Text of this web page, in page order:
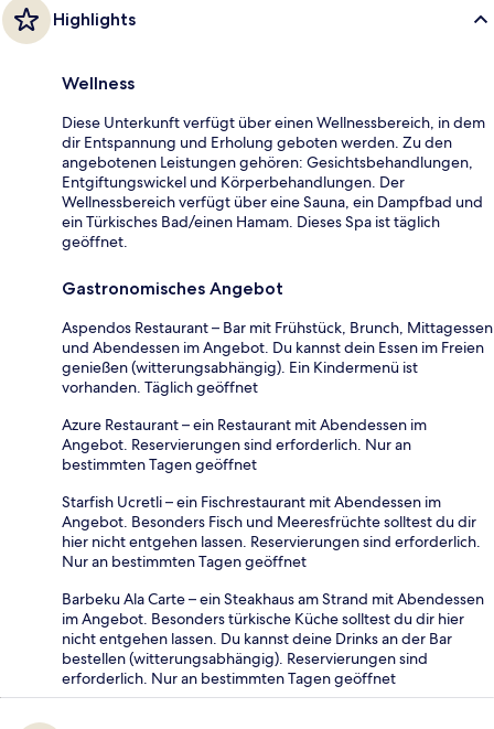
Highlights
Wellness
Diese Unterkunft verfügt über einen Wellnessbereich, in dem
dir Entspannung und Erholung geboten werden. Zu den
angebotenen Leistungen gehören: Gesichtsbehandlungen,
Entgiftungswickel und Körperbehandlungen. Der
Wellnessbereich verfügt über eine Sauna, ein Dampfbad und
ein Türkisches Bad/einen Hamam. Dieses Spa ist täglich
geöffnet.
Gastronomisches Angebot
Aspendos Restaurant – Bar mit Frühstück, Brunch, Mittagessen
und Abendessen im Angebot. Du kannst dein Essen im Freien
genießen (witterungsabhängig). Ein Kindermenü ist
vorhanden. Täglich geöffnet
Azure Restaurant – ein Restaurant mit Abendessen im
Angebot. Reservierungen sind erforderlich. Nur an
bestimmten Tagen geöffnet
Starfish Ucretli – ein Fischrestaurant mit Abendessen im
Angebot. Besonders Fisch und Meeresfrüchte solltest du dir
hier nicht entgehen lassen. Reservierungen sind erforderlich.
Nur an bestimmten Tagen geöffnet
Barbeku Ala Carte – ein Steakhaus am Strand mit Abendessen
im Angebot. Besonders türkische Küche solltest du dir hier
nicht entgehen lassen. Du kannst deine Drinks an der Bar
bestellen (witterungsabhängig). Reservierungen sind
erforderlich. Nur an bestimmten Tagen geöffnet